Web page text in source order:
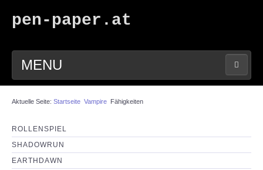
pen-paper.at
MENU
FORUM
DOWNLOADS
Aktuelle Seite: Startseite Vampire Fähigkeiten
ROLLENSPIEL
SHADOWRUN
EARTHDAWN